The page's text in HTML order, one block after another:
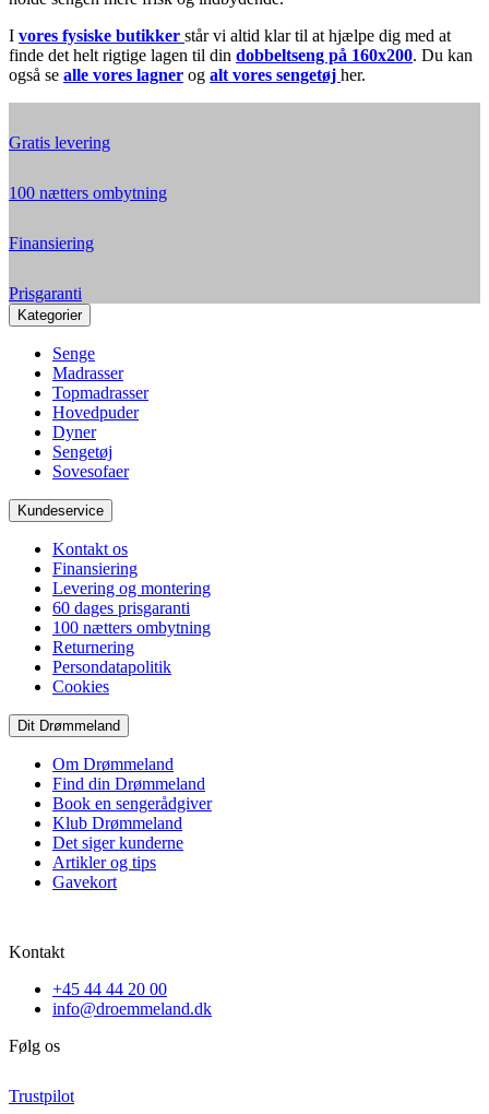
I vores fysiske butikker står vi altid klar til at hjælpe dig med at
finde det helt rigtige lagen til din dobbeltseng på 160x200. Du kan
også se alle vores lagner og alt vores sengetøj her.
Gratis levering
100 nætters ombytning
Finansiering
Prisgaranti
Kategorier
Senge
Madrasser
Topmadrasser
Hovedpuder
Dyner
Sengetøj
Sovesofaer
Kundeservice
Kontakt os
Finansiering
Levering og montering
60 dages prisgaranti
100 nætters ombytning
Returnering
Persondatapolitik
Cookies
Dit Drømmeland
Om Drømmeland
Find din Drømmeland
Book en sengerådgiver
Klub Drømmeland
Det siger kunderne
Artikler og tips
Gavekort
Kontakt
+45 44 44 20 00
info@droemmeland.dk
Følg os
Trustpilot